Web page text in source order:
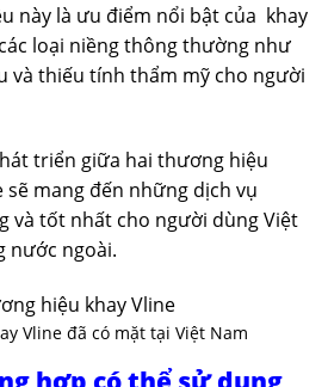
này là ưu điểm nổi bật của khay
loại niềng thông thường như
và thiếu tính thẩm mỹ cho người
triển giữa hai thương hiệu
sẽ mang đến những dịch vụ
và tốt nhất cho người dùng Việt
nước ngoài.
Vline đã có mặt tại Việt Nam